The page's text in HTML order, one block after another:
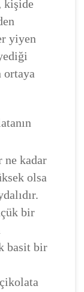
kişide
yiyen
ortaya
ne kadar
olsa
bir
basit bir